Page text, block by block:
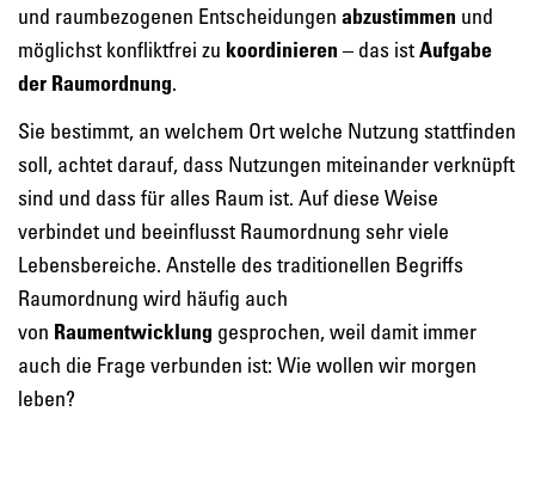
und raumbezogenen Entscheidungen abzustimmen und
möglichst konfliktfrei zu koordinieren – das istAufgabe
der Raumordnung.
Sie bestimmt, an welchem Ort welche Nutzung stattfinden
soll, achtet darauf, dass Nutzungen miteinander verknüpft
sind und dass für alles Raum ist. Auf diese Weise
verbindet und beeinflusst Raumordnung sehr viele
Lebensbereiche. Anstelle des traditionellen Begriffs
Raumordnung wird häufig auch
von Raumentwicklung gesprochen, weil damit immer
auch die Frage verbunden ist: Wie wollen wir morgen
leben?